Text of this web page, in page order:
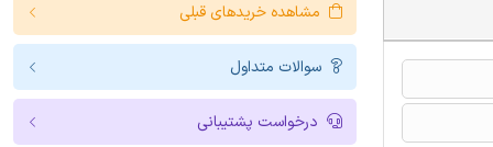
مشاهده خریدهای قبلی
سوالات متداول
درخواست پشتیبانی